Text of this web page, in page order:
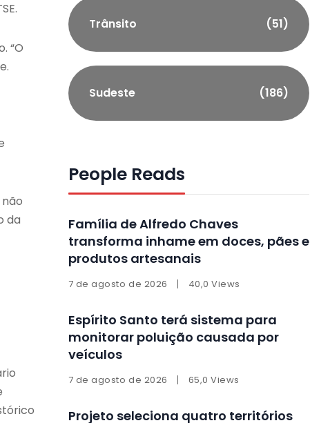
“O
da
Trânsito (51)
Sudeste (186)
People Reads
Família de Alfredo Chaves
transforma inhame em doces, pães e
produtos artesanais
7 de agosto de 2026 40,0 Views
Espírito Santo terá sistema para
monitorar poluição causada por
veículos
7 de agosto de 2026 65,0 Views
Projeto seleciona quatro territórios